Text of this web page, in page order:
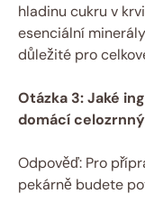
hladinu cukru v
esenciální
důležité pro
Otázka 3: Jaké
domácí
Odpověď: Pro
pekárně budete